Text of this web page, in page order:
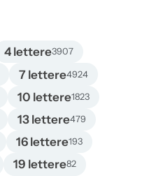
4 lettere3907
7 lettere4924
10 lettere1823
13 lettere479
16 lettere193
19 lettere82